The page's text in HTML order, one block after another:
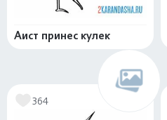
Аист принес кулек
364